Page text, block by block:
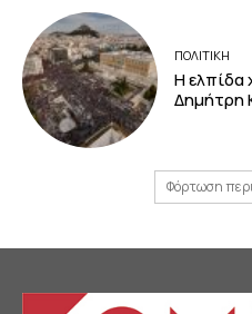
ΠΟΛΙΤΙΚΗ
Η ελπίδα
Δημήτρη
Φόρτωση